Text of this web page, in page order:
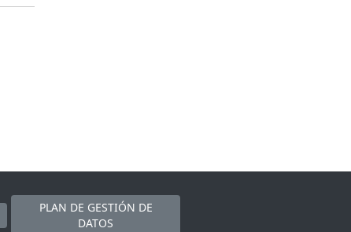
PLAN DE GESTIÓN DE
DATOS